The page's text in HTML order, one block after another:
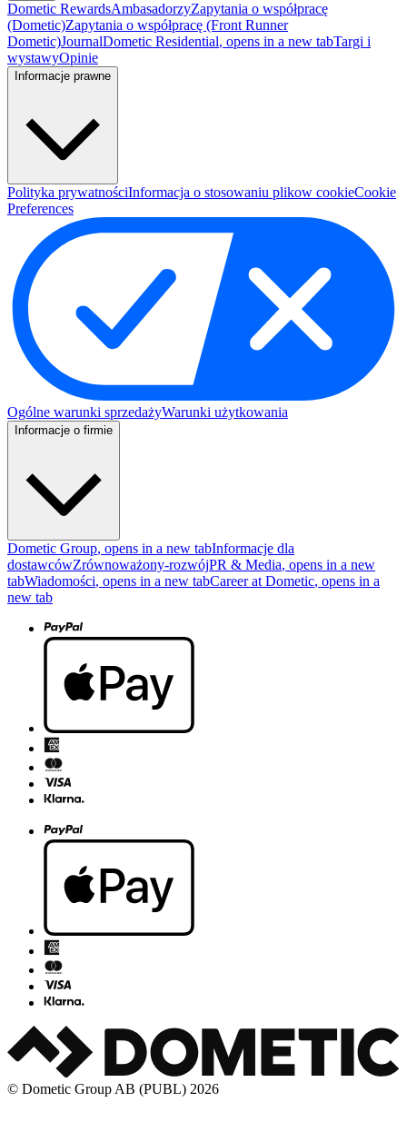
Dometic RewardsAmbasadorzyZapytania o współpracę
(Dometic)Zapytania o współpracę (Front Runner
Dometic)JournalDometic Residential, opens in a new tabTargi i
wystawyOpinie
Informacje prawne
Polityka prywatnościInformacja o stosowaniu plikow cookieCookie
Preferences
Ogólne warunki sprzedażyWarunki użytkowania
Informacje o firmie
Dometic Group, opens in a new tabInformacje dla
dostawcówZrównoważony-rozwójPR & Media, opens in a new
tabWiadomości, opens in a new tabCareer at Dometic, opens in a
new tab
© Dometic Group AB (PUBL) 2026